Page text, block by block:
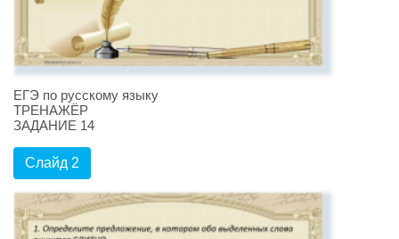
ЕГЭ по русскому языку
ТРЕНАЖЁР
ЗАДАНИЕ 14
Слайд 2